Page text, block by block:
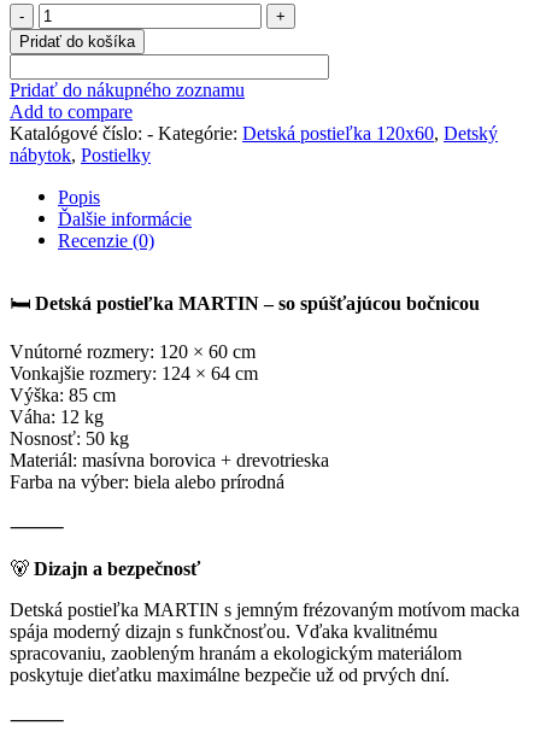
množstvo
Detská
postieľka
Martin
so
spúšťajúcou
bočnicou
Pridať do košíka
Pridať do nákupného zoznamu
Add to compare
Katalógové číslo: - Kategórie: Detská postieľka 120x60, Detský
nábytok, Postielky
Popis
Ďalšie informácie
Recenzie (0)
🛏️ Detská postieľka MARTIN – so spúšťajúcou bočnicou
Vnútorné rozmery: 120 × 60 cm
Vonkajšie rozmery: 124 × 64 cm
Výška: 85 cm
Váha: 12 kg
Nosnosť: 50 kg
Materiál: masívna borovica + drevotrieska
Farba na výber: biela alebo prírodná
⸻
🐻 Dizajn a bezpečnosť
Detská postieľka MARTIN s jemným frézovaným motívom macka
spája moderný dizajn s funkčnosťou. Vďaka kvalitnému
spracovaniu, zaobleným hranám a ekologickým materiálom
poskytuje dieťatku maximálne bezpečie už od prvých dní.
⸻